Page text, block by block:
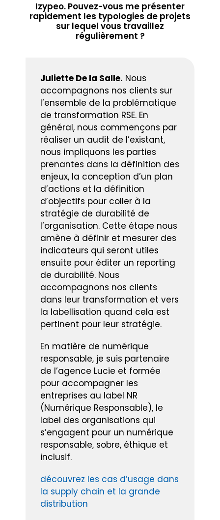
Izypeo. Pouvez-vous me présenter
rapidement les typologies de projets
sur lequel vous travaillez
régulièrement ?
Juliette De la Salle. Nous
accompagnons nos clients sur
l’ensemble de la problématique
de transformation RSE. En
général, nous commençons par
réaliser un audit de l’existant,
nous impliquons les parties
prenantes dans la définition des
enjeux, la conception d’un plan
d’actions et la définition
d’objectifs pour coller à la
stratégie de durabilité de
l’organisation. Cette étape nous
amène à définir et mesurer des
indicateurs qui seront utiles
ensuite pour éditer un reporting
de durabilité. Nous
accompagnons nos clients
dans leur transformation et vers
la labellisation quand cela est
pertinent pour leur stratégie.
En matière de numérique
responsable, je suis partenaire
de l’agence Lucie et formée
pour accompagner les
entreprises au label NR
(Numérique Responsable), le
label des organisations qui
s’engagent pour un numérique
responsable, sobre, éthique et
inclusif.
découvrez les cas d’usage dans
la supply chain et la grande
distribution